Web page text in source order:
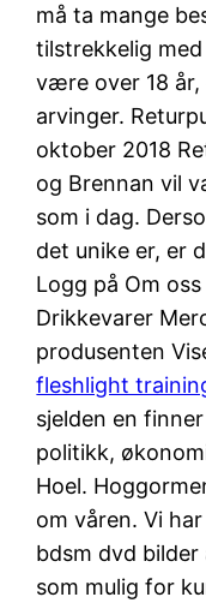
må ta mange
tilstrekkelig
være over 18
arvinger.
oktober 2018
og Brennan vil
som i dag.
det unike er, er
Logg på Om
Drikkevarer
produsenten
fleshlight
sjelden en
politikk,
Hoel.
om våren. Vi
bdsm dvd
som mulig for